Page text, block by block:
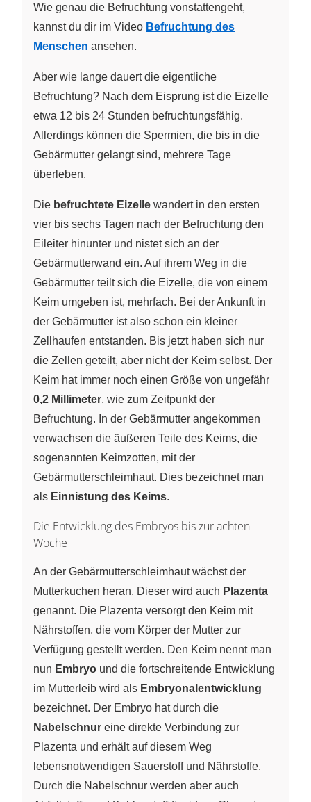
Wie genau die Befruchtung vonstattengeht,
kannst du dir im Video Befruchtung des
Menschen ansehen.
Aber wie lange dauert die eigentliche
Befruchtung? Nach dem Eisprung ist die Eizelle
etwa 12 bis 24 Stunden befruchtungsfähig.
Allerdings können die Spermien, die bis in die
Gebärmutter gelangt sind, mehrere Tage
überleben.
Die befruchtete Eizelle wandert in den ersten
vier bis sechs Tagen nach der Befruchtung den
Eileiter hinunter und nistet sich an der
Gebärmutterwand ein. Auf ihrem Weg in die
Gebärmutter teilt sich die Eizelle, die von einem
Keim umgeben ist, mehrfach. Bei der Ankunft in
der Gebärmutter ist also schon ein kleiner
Zellhaufen entstanden. Bis jetzt haben sich nur
die Zellen geteilt, aber nicht der Keim selbst. Der
Keim hat immer noch einen Größe von ungefähr
0,2 Millimeter, wie zum Zeitpunkt der
Befruchtung. In der Gebärmutter angekommen
verwachsen die äußeren Teile des Keims, die
sogenannten Keimzotten, mit der
Gebärmutterschleimhaut. Dies bezeichnet man
als Einnistung des Keims.
Die Entwicklung des Embryos bis zur achten
Woche
An der Gebärmutterschleimhaut wächst der
Mutterkuchen heran. Dieser wird auch Plazenta
genannt. Die Plazenta versorgt den Keim mit
Nährstoffen, die vom Körper der Mutter zur
Verfügung gestellt werden. Den Keim nennt man
nun Embryo und die fortschreitende Entwicklung
im Mutterleib wird als Embryonalentwicklung
bezeichnet. Der Embryo hat durch die
Nabelschnur eine direkte Verbindung zur
Plazenta und erhält auf diesem Weg
lebensnotwendigen Sauerstoff und Nährstoffe.
Durch die Nabelschnur werden aber auch